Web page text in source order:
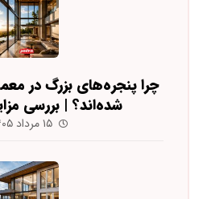
چرا پنجره‌های بزرگ در
شده‌اند؟ | بررسی
۱۵ مرداد ۱۴۰۵